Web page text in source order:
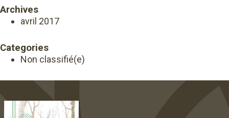
Archives
avril 2017
Categories
Non classifié(e)